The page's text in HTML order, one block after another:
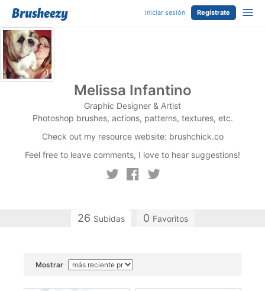
Iniciar sesión Regístrate
Melissa Infantino
Graphic Designer & Artist
Photoshop brushes, actions, patterns, textures, etc.
Check out my resource website: brushchick.co
Feel free to leave comments, I love to hear suggestions!
26 Subidas 0 Favoritos
Mostrar